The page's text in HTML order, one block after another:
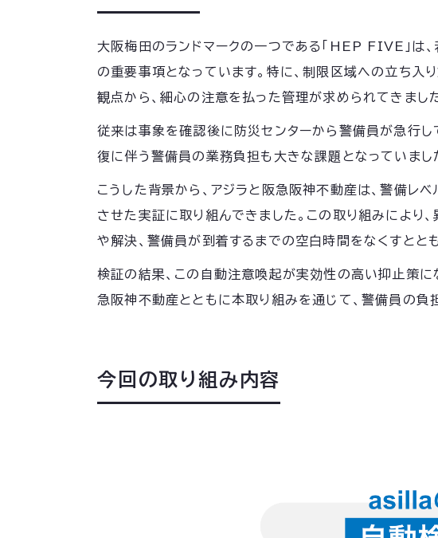
大阪梅田のランドマークの一つである「HEP FIVE」は
の重要事項となっています。特に、制限区域への立ち入
観点から、細心の注意を払った管理が求められてきました
従来は事象を確認後に防災センターから警備員が急行
復に伴う警備員の業務負担も大きな課題となっていまし
こうした背景から、アジラと阪急阪神不動産は、警備
させた実証に取り組んできました。この取り組みによ
や解決、警備員が到着するまでの空白時間をなくすとと
検証の結果、この自動注意喚起が実効性の高い抑止策に
急阪神不動産とともに本取り組みを通じて、警備員の負
今回の取り組み内容